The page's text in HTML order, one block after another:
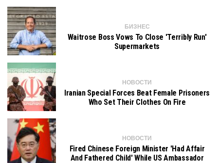
БИЗНЕС
Waitrose Boss Vows To Close 'terribly Run'
Supermarkets
НОВОСТИ
Iranian Special Forces Beat Female Prisoners
Who Set Their Clothes On Fire
НОВОСТИ
Fired Chinese Foreign Minister 'had Affair
And Fathered Child' While US Ambassador